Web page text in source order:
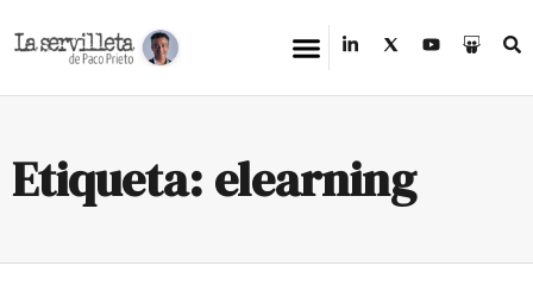
Etiqueta: elearning